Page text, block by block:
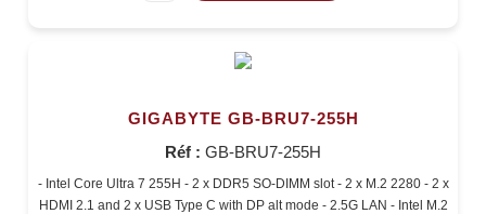
GIGABYTE GB-BRU7-255H
Réf : GB-BRU7-255H
- Intel Core Ultra 7 255H - 2 x DDR5 SO-DIMM slot - 2 x M.2 2280 - 2 x
HDMI 2.1 and 2 x USB Type C with DP alt mode - 2.5G LAN - Intel M.2